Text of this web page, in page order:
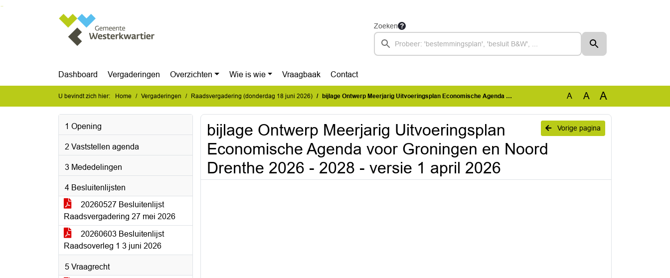
Zoeken
Dashboard Vergaderingen Overzichten Wie is wie Vraagbaak Contact
U bevindt zich hier: Home Vergaderingen Raadsvergadering (donderdag 18 juni 2026) bijlage Ontwerp Meerjarig Uitvoeringsplan Economische Agenda voor Groningen en Noord Drenthe 2026 - 2028 - versie 1 april 2026 A A A
1 Opening
2 Vaststellen agenda
3 Mededelingen
4 Besluitenlijsten
20260527 Besluitenlijst
Raadsvergadering 27 mei 2026
20260603 Besluitenlijst
Raadsoverleg 1 3 juni 2026
5 Vraagrecht
Vorige pagina
bijlage Ontwerp Meerjarig Uitvoeringsplan
Economische Agenda voor Groningen en Noord
Drenthe 2026 - 2028 - versie 1 april 2026